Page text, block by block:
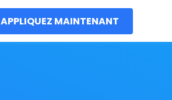
APPLIQUEZ MAINTENANT